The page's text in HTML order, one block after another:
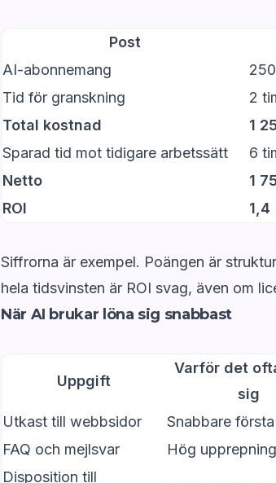
Post
AI-abonnemang
Tid för granskning
2
Total kostnad
1
Sparad tid mot tidigare arbetssätt
6
Netto
1
ROI
1,4
Siffrorna är exempel. Poängen är
hela tidsvinsten är ROI svag, även om
När AI brukar löna sig snabbast
Uppgift
Varför det
sig
Utkast till webbsidor Snabbare
FAQ och mejlsvar
Hög upprepning
Disposition till